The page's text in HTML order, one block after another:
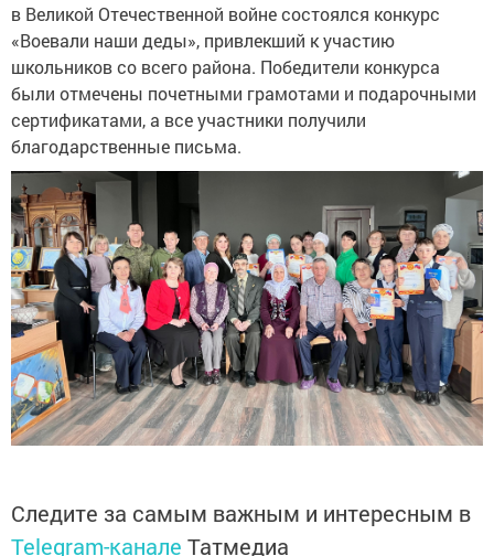
в Великой Отечественной войне состоялся конкурс
«Воевали наши деды», привлекший к участию
школьников со всего района. Победители конкурса
были отмечены почетными грамотами и подарочными
сертификатами, а все участники получили
благодарственные письма.
Следите за самым важным и интересным в
Telegram-канале Татмедиа